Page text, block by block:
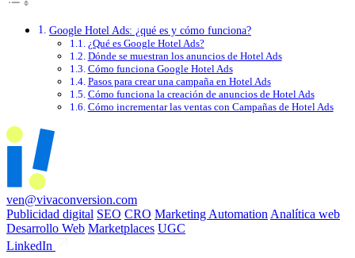
Google Hotel Ads: ¿qué es y cómo funciona?
¿Qué es Google Hotel Ads?
Dónde se muestran los anuncios de Hotel Ads
Cómo funciona Google Hotel Ads
Pasos para crear una campaña en Hotel Ads
Cómo funciona la creación de anuncios de Hotel Ads
Cómo incrementar las ventas con Campañas de Hotel Ads
ven@vivaconversion.com
Publicidad digital SEO CRO Marketing Automation Analítica web
Desarrollo Web Marketplaces UGC
LinkedIn